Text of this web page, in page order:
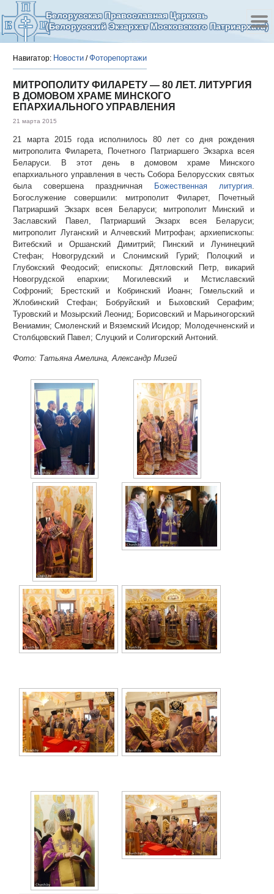
Белорусская Православная Церковь
(Белорусский Экзархат Московского Патриархата)
Навигатор: Новости /Фоторепортажи
МИТРОПОЛИТУ ФИЛАРЕТУ — 80 ЛЕТ. ЛИТУРГИЯ
В ДОМОВОМ ХРАМЕ МИНСКОГО
ЕПАРХИАЛЬНОГО УПРАВЛЕНИЯ
21 марта 2015
21 марта 2015 года исполнилось 80 лет со дня рождения
митрополита Филарета, Почетного Патриаршего Экзарха всея
Беларуси. В этот день в домовом храме Минского
епархиального управления в честь Собора Белорусских святых
была совершена праздничная
Божественная литургия.
Богослужение совершили: митрополит Филарет, Почетный
Патриарший Экзарх всея Беларуси; митрополит Минский и
Заславский Павел, Патриарший Экзарх всея Беларуси;
митрополит Луганский и Алчевский Митрофан; архиепископы:
Витебский и Оршанский Димитрий; Пинский и Лунинецкий
Стефан; Новогрудский и Слонимский Гурий; Полоцкий и
Глубокский Феодосий; епископы: Дятловский Петр, викарий
Новогрудской епархии; Могилевский и Мстиславский
Софроний; Брестский и Кобринский Иоанн; Гомельский и
Жлобинский Стефан; Бобруйский и Быховский Серафим;
Туровский и Мозырский Леонид; Борисовский и Марьиногорский
Вениамин; Смоленский и Вяземский Исидор; Молодечненский и
Столбцовский Павел; Слуцкий и Солигорский Антоний.
Фото: Татьяна Амелина, Александр Мизей